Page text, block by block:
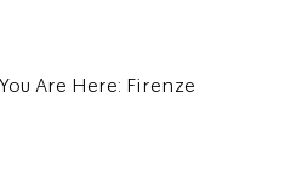
Are Here: Firenze